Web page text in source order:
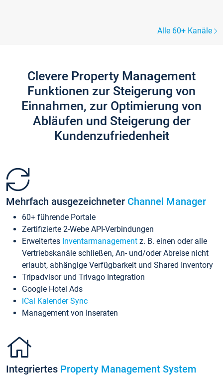
Alle 60+ Kanäle
Clevere Property Management
Funktionen zur Steigerung von
Einnahmen, zur Optimierung von
Abläufen und Steigerung der
Kundenzufriedenheit
Mehrfach ausgezeichneter Channel Manager
60+ führende Portale
Zertifizierte 2-Webe API-Verbindungen
Erweitertes Inventarmanagement z. B. einen oder alle
Vertriebskanäle schließen, An- und/oder Abreise nicht
erlaubt, abhängige Verfügbarkeit und Shared Inventory
Tripadvisor und Trivago Integration
Google Hotel Ads
iCal Kalender Sync
Management von Inseraten
Integriertes Property Management System